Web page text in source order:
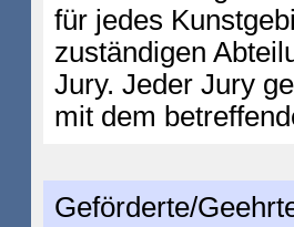
für jedes
zuständigen
Jury. Jeder Jury
mit dem
Geförderte/